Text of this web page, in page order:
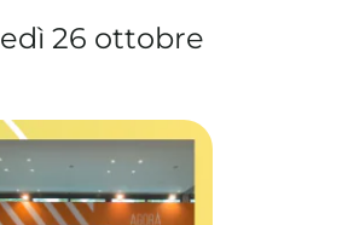
26 ottobre